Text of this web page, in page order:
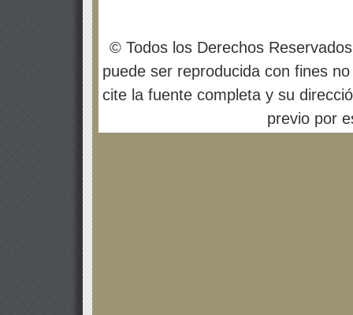
© Todos los Derechos
puede ser reproducida con fines
cite la fuente completa y su
previo por